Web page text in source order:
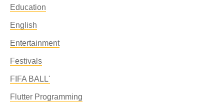
Education
English
Entertainment
Festivals
FIFA BALL'
Flutter Programming